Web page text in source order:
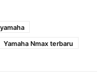
yamaha
Yamaha Nmax terbaru